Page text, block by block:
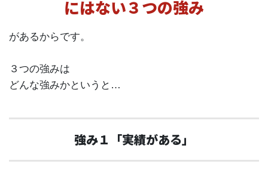
にはない３つの強み
があるからです。
３つの強みは
どんな強みかというと…
強み１「実績がある」